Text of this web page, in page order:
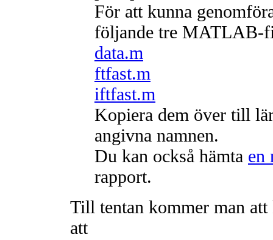
För att kunna
följande tre MATLAB-
data.m
ftfast.m
iftfast.m
Kopiera dem över till
angivna namnen.
Du kan också hämta en
rapport.
Till tentan kommer man
att